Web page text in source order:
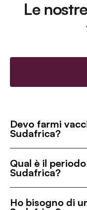
Le
Devo farmi
Sudafrica?
Qual è il
Sudafrica?
Ho bisogno di